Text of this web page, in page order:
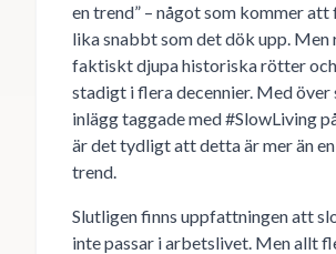
en trend” – något som kommer att
lika snabbt som det dök upp. Men
faktiskt djupa historiska rötter
stadigt i flera decennier. Med över
inlägg taggade med #SlowLiving
är det tydligt att detta är mer än
trend.
Slutligen finns uppfattningen att
inte passar i arbetslivet. Men allt